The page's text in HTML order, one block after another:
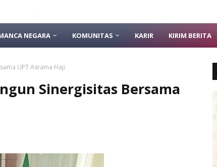
NEGARA KOMUNITAS KARIR KIRIM BERITA
UPT Asrama Haji
Sinergisitas Bersama